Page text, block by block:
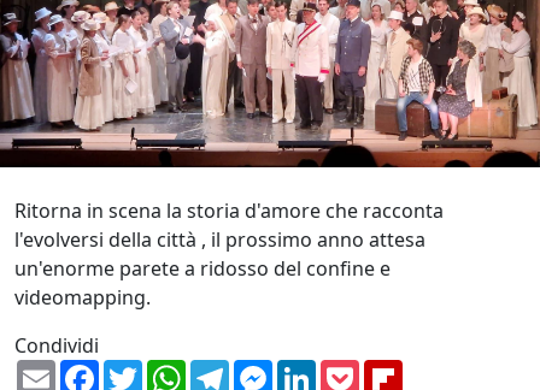
Ritorna in scena la storia d'amore che racconta
l'evolversi della città , il prossimo anno attesa
un'enorme parete a ridosso del confine e
videomapping.
Condividi
EmailFacebook
TwitterWhatsApp
TelegramMessenger
LinkedIn
Pocket